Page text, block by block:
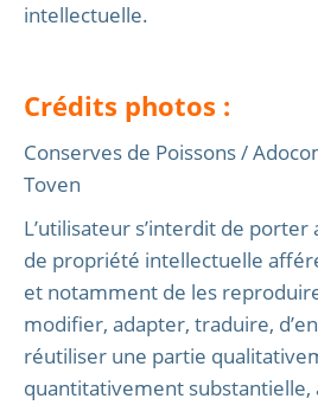
intellectuelle.
Crédits photos :
Conserves de Poissons /
Toven
L’utilisateur s’interdit de
de propriété intellectuelle
et notamment de les
modifier, adapter, traduire,
réutiliser une partie
quantitativement substantielle,